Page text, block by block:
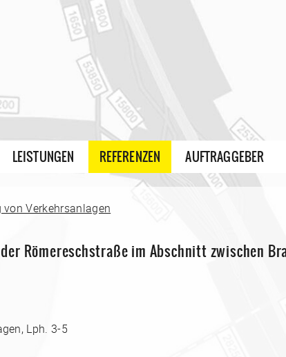
LEISTUNGEN REFERENZEN AUFTRAGGEBER
Verkehrsanlagen
Römereschstraße im Abschnitt zwischen
Lph. 3-5